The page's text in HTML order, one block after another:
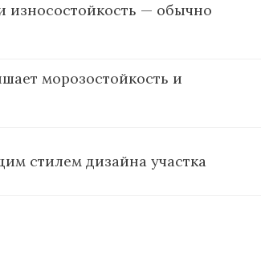
износостойкость — обычно
морозостойкость и
стилем дизайна участка